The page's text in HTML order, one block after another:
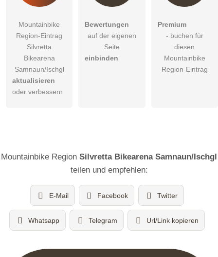
Mountainbike
Region-Eintrag
Silvretta
Bikearena
Samnaun/Ischgl
aktualisieren
oder verbessern
Bewertungen
auf der eigenen
Seite
einbinden
Premium
- buchen für
diesen
Mountainbike
Region-Eintrag
Mountainbike Region Silvretta Bikearena Samnaun/Ischgl
teilen und empfehlen:
E-Mail Facebook Twitter
Whatsapp Telegram Url/Link kopieren